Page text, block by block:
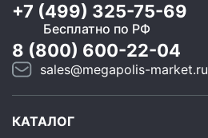
+7 (499) 325-75-69
Бесплатно по РФ
8 (800) 600-22-04
sales@megapolis-market.ru
КАТАЛОГ